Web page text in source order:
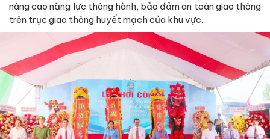
nâng cao năng lực thông hành, bảo đảm an toàn giao thông
trên trục giao thông huyết mạch của khu vực.